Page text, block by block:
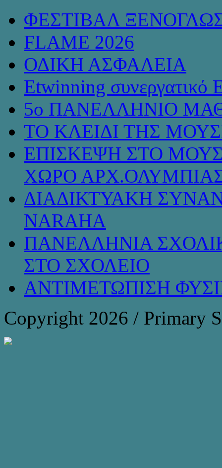
ΦΕΣΤΙΒΑΛ
FLAME 2026
ΟΔΙΚΗ ΑΣΦΑΛΕΙΑ
Etwinning συνεργατικό
5ο ΠΑΝΕΛΛΗΝΙΟ
ΤΟ ΚΛΕΙΔΙ ΤΗΣ
ΕΠΙΣΚΕΨΗ ΣΤΟ
ΧΩΡΟ
ΔΙΑΔΙΚΤΥΑΚΗ
NARAHA
ΠΑΝΕΛΛΗΝΙΑ
ΣΤΟ ΣΧΟΛΕΙΟ
ΑΝΤΙΜΕΤΩΠΙΣΗ
Copyright 2026 / Primary